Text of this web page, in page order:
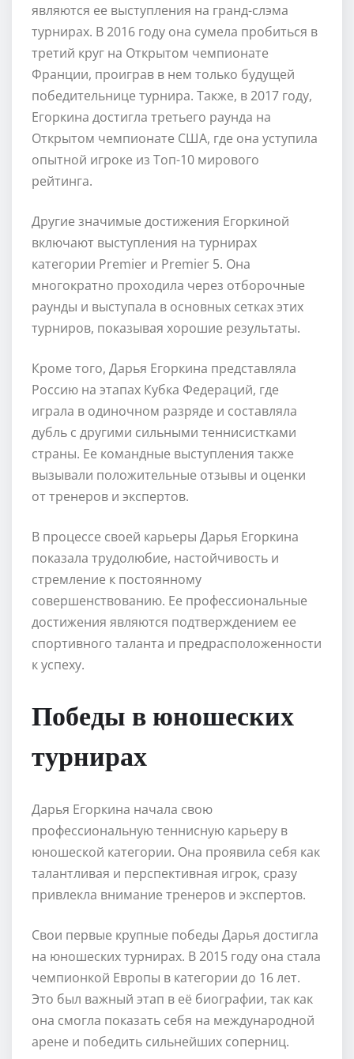
являются ее выступления на гранд-слэма
турнирах. В 2016 году она сумела пробиться в
третий круг на Открытом чемпионате
Франции, проиграв в нем только будущей
победительнице турнира. Также, в 2017 году,
Егоркина достигла третьего раунда на
Открытом чемпионате США, где она уступила
опытной игроке из Топ-10 мирового
рейтинга.
Другие значимые достижения Егоркиной
включают выступления на турнирах
категории Premier и Premier 5. Она
многократно проходила через отборочные
раунды и выступала в основных сетках этих
турниров, показывая хорошие результаты.
Кроме того, Дарья Егоркина представляла
Россию на этапах Кубка Федераций, где
играла в одиночном разряде и составляла
дубль с другими сильными теннисистками
страны. Ее командные выступления также
вызывали положительные отзывы и оценки
от тренеров и экспертов.
В процессе своей карьеры Дарья Егоркина
показала трудолюбие, настойчивость и
стремление к постоянному
совершенствованию. Ее профессиональные
достижения являются подтверждением ее
спортивного таланта и предрасположенности
к успеху.
Победы в юношеских
турнирах
Дарья Егоркина начала свою
профессиональную теннисную карьеру в
юношеской категории. Она проявила себя как
талантливая и перспективная игрок, сразу
привлекла внимание тренеров и экспертов.
Свои первые крупные победы Дарья достигла
на юношеских турнирах. В 2015 году она стала
чемпионкой Европы в категории до 16 лет.
Это был важный этап в её биографии, так как
она смогла показать себя на международной
арене и победить сильнейших соперниц.